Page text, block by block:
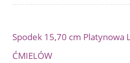
Spodek 15,70 cm Platynowa
ĆMIELÓW